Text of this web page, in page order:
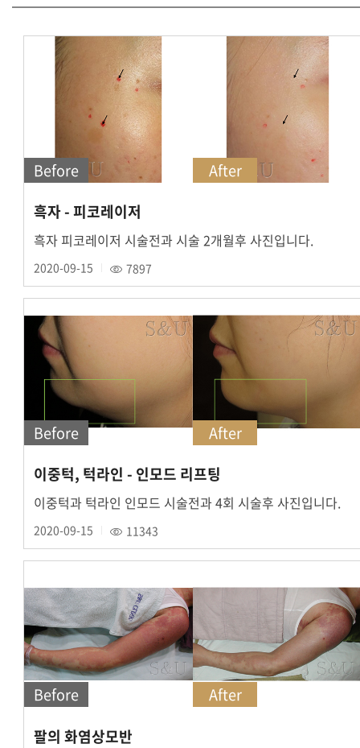
Before
After
흑자 - 피코레이저
흑자 피코레이저 시술전과 시술 2개월후 사진입니다.
2020-09-15 7897
Before
After
이중턱, 턱라인 - 인모드 리프팅
이중턱과 턱라인 인모드 시술전과 4회 시술후 사진입니다.
2020-09-15 11343
Before
After
팔의 화염상모반